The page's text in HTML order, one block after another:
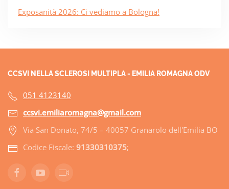
Exposanità 2026: Ci vediamo a Bologna!
CCSVI NELLA SCLEROSI MULTIPLA - EMILIA ROMAGNA ODV
051 4123140
ccsvi.emiliaromagna@gmail.com
Via San Donato, 74/5 – 40057 Granarolo dell'Emilia BO
Codice Fiscale: 91330310375;